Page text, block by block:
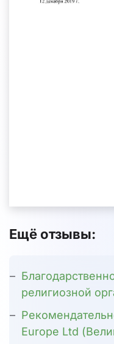
Ещё отзывы:
религиозной
Europe Ltd